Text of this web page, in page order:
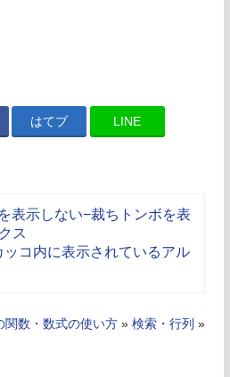
はてブ LINE
表示しない−裁ちトンボを表
ス
ッコ内に表示されているアル
関数・数式の使い方 » 検索・行列 »